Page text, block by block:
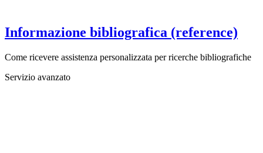
Informazione bibliografica (reference)
Come ricevere assistenza personalizzata per ricerche bibliografiche
Servizio avanzato